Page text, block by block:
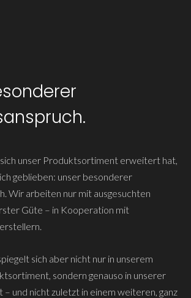
unser Produktsortiment erweitert hat,
geblieben: unser besonderer
Wir arbeiten nur mit ausgesuchten
Güte – in Kooperation mit
sich aber nicht nur in unserem
sondern genauso in unserer
– und nicht zuletzt in einem weiteren, ganz